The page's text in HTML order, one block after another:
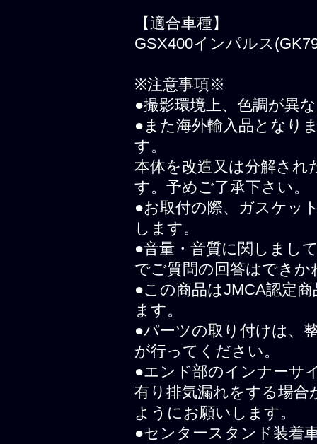
【適合車種】
GSX400インパルス
※注意事項※
●撮影環境上、色調が異
●また海外輸入品となり
す。
本体を改造又は分解され
す。予めご了承下さい。
●お取付の際、ガスケッ
します。
●音量・音質に関しまし
でご質問の回答はでき
●この商品はJMCA認定
ます。
●パーツの取り付けは、
が行ってください。
●エンド部のインナーサ
有り排気漏れをする場
ようにお願いします。
●センタースタンド装着